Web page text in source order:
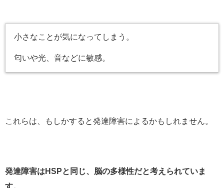
小さなことが気になってしまう。
匂いや光、音などに敏感。
これらは、もしかすると発達障害によるかもしれません。
発達障害はHSPと同じ、脳の多様性だと考えられていま
す。